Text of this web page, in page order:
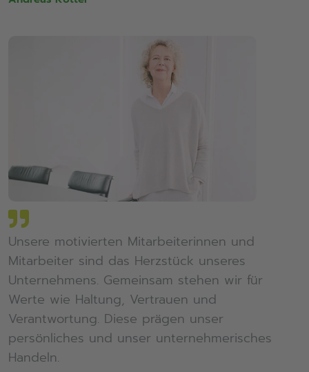
Unsere motivierten Mitarbeiterinnen und
Mitarbeiter sind das Herzstück unseres
Unternehmens. Gemeinsam stehen wir für
Werte wie Haltung, Vertrauen und
Verantwortung. Diese prägen unser
persönliches und unser unternehmerisches
Handeln.